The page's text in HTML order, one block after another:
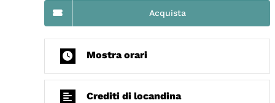
Acquista
Mostra orari
Crediti di locandina